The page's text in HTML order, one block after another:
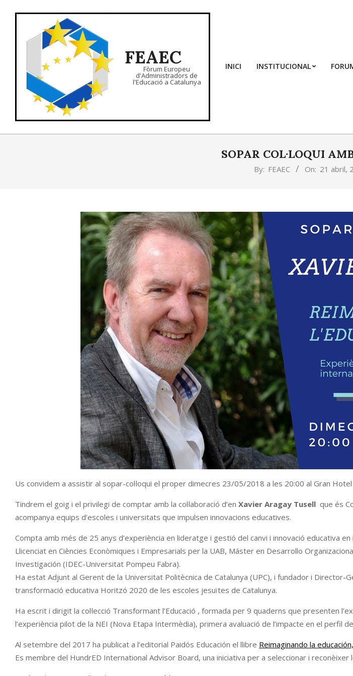
FEAEC
Fòrum Europeu
d'Administradors de
l'Educació a Catalunya
INICI INSTITUCIONAL
SOPAR COL·LOQUI
By: FEAEC On: 21 abril,
Us convidem a assistir al sopar-col·loqui el proper dimecres 23/05/2018 a les 20:00 al Gran
Tindrem el goig i el privilegi de comptar amb la col·laboració d’en Xavier Aragay Tusell que és
acompanya equips d’escoles i universitats que impulsen innovacions educatives.
Compta amb més de 25 anys d’experiència en lideratge i gestió del canvi i innovació educativa
Llicenciat en Ciències Econòmiques i Empresarials per la UAB, Máster en Desarrollo
Investigación (IDEC-Universitat Pompeu Fabra).
Ha estat Adjunt al Gerent de la Universitat Politècnica de Catalunya (UPC), i fundador i
transformació educativa Horitzó 2020 de les escoles jesuïtes de Catalunya.
Ha escrit i dirigit la col·lecció Transformant l’Educació , formada per 9 quaderns que presenten
l’experiència pilot de la NEI (Nova Etapa Intermèdia), primera avaluació de l’impacte en el perfil de
Al setembre del 2017 ha publicat a l’editorial Paidós Educación el llibre Reimaginando la
Es membre del HundrED International Advisor Board, una iniciativa per a seleccionar i